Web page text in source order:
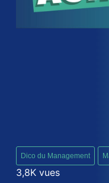
Dico du Management
3,8K vues